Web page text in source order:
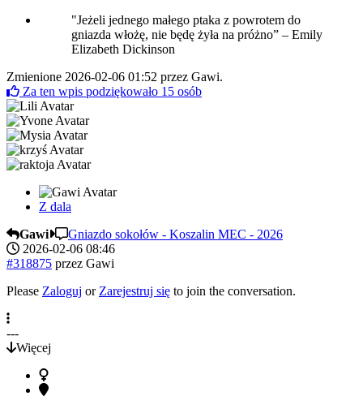
"Jeżeli jednego małego ptaka z powrotem do
gniazda włożę, nie będę żyła na próżno” – Emily
Elizabeth Dickinson
Zmienione 2026-02-06 01:52 przez Gawi.
Za ten wpis podziękowało 15 osób
Z dala
Gawi
Gniazdo sokołów - Koszalin MEC - 2026
2026-02-06 08:46
#318875 przez Gawi
Please Zaloguj or Zarejestruj się to join the conversation.
---
Więcej